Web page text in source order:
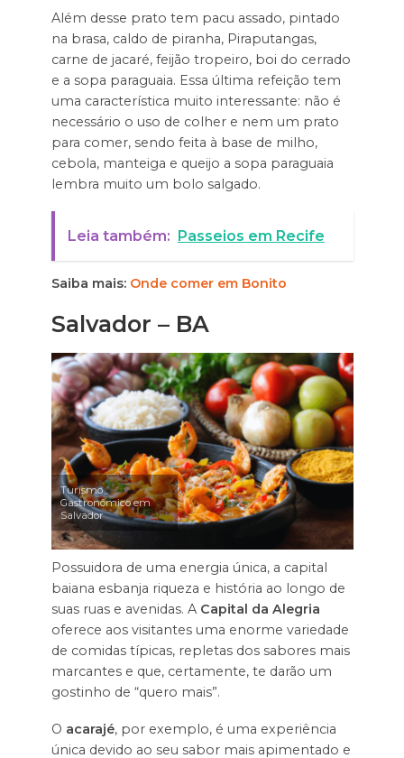
Além desse prato tem pacu assado, pintado
na brasa, caldo de piranha, Piraputangas,
carne de jacaré, feijão tropeiro, boi do cerrado
e a sopa paraguaia. Essa última refeição tem
uma característica muito interessante: não é
necessário o uso de colher e nem um prato
para comer, sendo feita à base de milho,
cebola, manteiga e queijo a sopa paraguaia
lembra muito um bolo salgado.
Leia também: Passeios em Recife
Saiba mais: Onde comer em Bonito
Salvador – BA
Turismo
Gastronômico em
Salvador
Possuidora de uma energia única, a capital
baiana esbanja riqueza e história ao longo de
suas ruas e avenidas. ACapital da Alegria
oferece aos visitantes uma enorme variedade
de comidas típicas, repletas dos sabores mais
marcantes e que, certamente, te darão um
gostinho de “quero mais”.
O acarajé, por exemplo, é uma experiência
única devido ao seu sabor mais apimentado e